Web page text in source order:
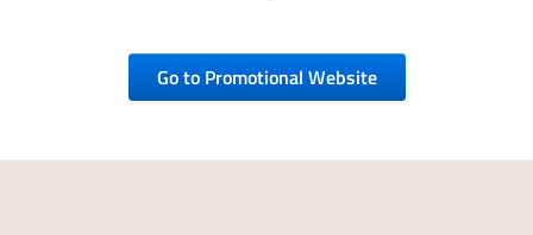
Go to Promotional Website